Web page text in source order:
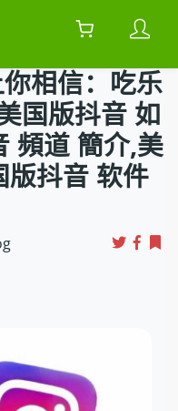
相信：吃乐
国版抖音 如
頻道 簡介,美
版抖音 软件